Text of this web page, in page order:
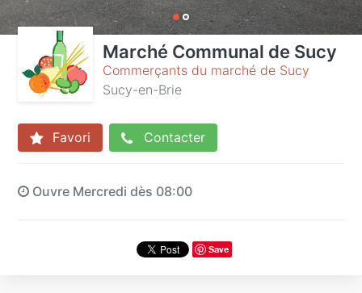
Marché Communal de Sucy
Commerçants du marché de Sucy
Sucy-en-Brie
Favori Contacter
Ouvre Mercredi dès 08:00
Save